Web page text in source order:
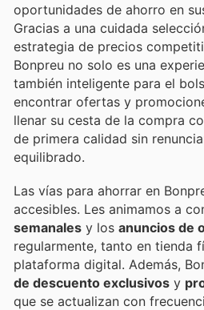
oportunidades de ahorro en
Gracias a una cuidada
estrategia de precios
Bonpreu no solo es una
también inteligente para el
encontrar ofertas y
llenar su cesta de la compra
de primera calidad sin
equilibrado.
Las vías para ahorrar en
accesibles. Les animamos a
semanales y los anuncios de
regularmente, tanto en tienda
plataforma digital. Además,
de descuento exclusivos y
que se actualizan con